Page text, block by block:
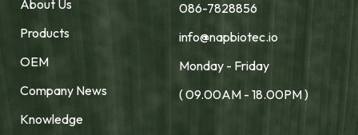
About Us
Products
OEM
Company News
Knowledge
086-7828856
info@napbiotec.io
Monday - Friday
( 09.00AM - 18.00PM )